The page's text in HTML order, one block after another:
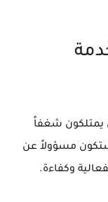
يمتلكون شغفاً
مسؤولاً عن
وكفاءة.